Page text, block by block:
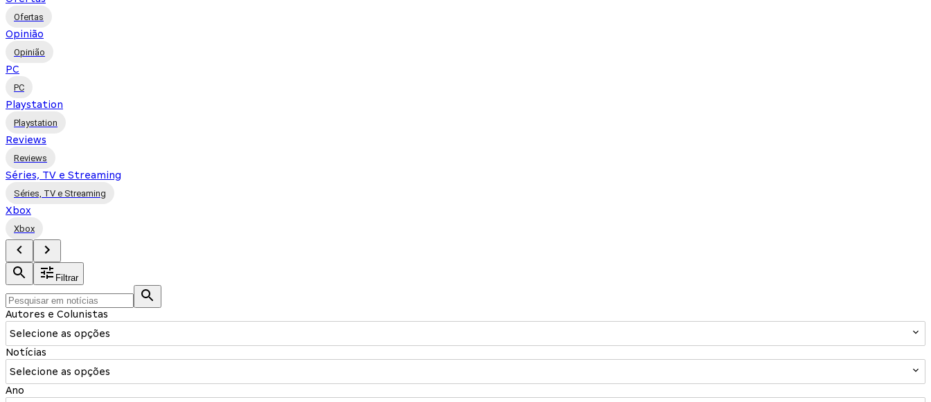
Ofertas
Opinião
Opinião
PC
PC
Playstation
Playstation
Reviews
Reviews
Séries, TV e Streaming
Séries, TV e Streaming
Xbox
Xbox
Filtrar
Autores e Colunistas
Selecione as opções
Notícias
Selecione as opções
Ano